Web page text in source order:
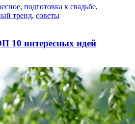
, подготовка к свадьбе,
тренд, советы
10 интересных идей